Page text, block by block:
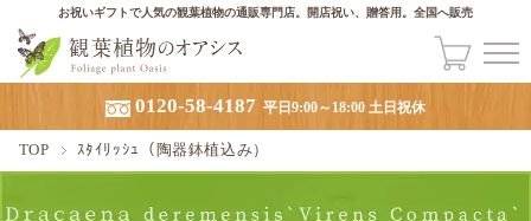
お祝いギフトで人気の観葉植物の通販専門店。開店祝い、贈答用。全国へ販売
0120-58-4187 平日9:00～18:00 土日祝休
TOP ｽﾀｲﾘｯｼｭ（陶器鉢植込み）